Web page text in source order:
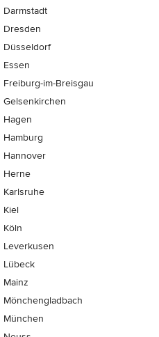
Darmstadt
Dresden
Düsseldorf
Essen
Freiburg-im-Breisgau
Gelsenkirchen
Hagen
Hamburg
Hannover
Herne
Karlsruhe
Kiel
Köln
Leverkusen
Lübeck
Mainz
Mönchen­gladbach
München